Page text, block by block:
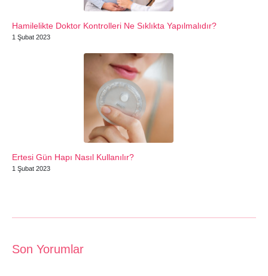
Hamilelikte Doktor Kontrolleri Ne Sıklıkta Yapılmalıdır?
1 Şubat 2023
Ertesi Gün Hapı Nasıl Kullanılır?
1 Şubat 2023
Son Yorumlar